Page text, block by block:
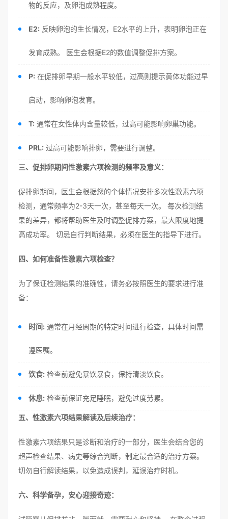
物的反应，及卵泡成熟程度。
E2: 反映卵泡的生长情况，E2水平的上升，表明卵泡正在
发育成熟。 医生会根据E2的数值调整促排方案。
P: 在促排卵早期一般水平较低，过高则提示黄体功能过早
启动，影响卵泡发育。
T: 通常在女性体内含量较低，过高可能影响卵巢功能。
PRL: 过高可能影响排卵，需要进行调整。
三、促排卵期间性激素六项检测的频率及意义：
促排卵期间，医生会根据您的个体情况安排多次性激素六项
检测，通常频率为2-3天一次，甚至每天一次。 每次检测结
果的差异，都将帮助医生及时调整促排方案，最大限度地提
高成功率。 切忌自行判断结果，必须在医生的指导下进行。
四、如何准备性激素六项检查？
为了保证检测结果的准确性，请务必按照医生的要求进行准
备：
时间: 通常在月经周期的特定时间进行检查，具体时间需
遵医嘱。
饮食: 检查前避免暴饮暴食，保持清淡饮食。
休息: 检查前保证充足睡眠，避免过度劳累。
五、性激素六项结果解读及后续治疗：
性激素六项结果只是诊断和治疗的一部分，医生会结合您的
超声检查结果、病史等综合判断，制定最合适的治疗方案。
切勿自行解读结果，以免造成误判，延误治疗时机。
六、科学备孕，安心迎接奇迹：